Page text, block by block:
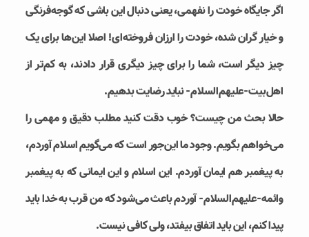
اگر جایگاه خودت را نفهمی، یعنی دنبال این باشی که گوجه‌فرنگی
و خیار گران شده، خودت را ارزان فروخته‌ای! اصلا این‌ها برای یک
چیز دیگر است، شما را برای چیز دیگری قرار دادند، به کم‌تر از
اهل‌بیت-علیهم‌السلام- نباید رضایت بدهیم.
حالا بحث من چیست؟ خوب دقت کنید مطلب دقیق و مهمی را
می‌خواهم بگویم. وجود ما این‌جور است که می‌گویم اسلام آوردم،
به پیغمبر هم ایمان آوردم. این اسلام و این ایمانی که به پیغمبر
وائمه-علیهم‌السلام- آوردم باعث می‌شود که من قرب به خدا باید
پیدا کنم، این باید اتفاق بیفتد، ولی کافی نیست.